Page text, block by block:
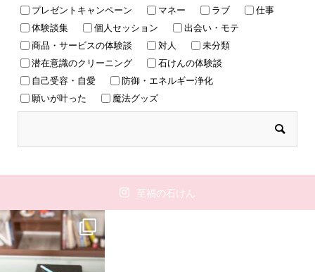
プレゼントキャンペーン
マネー ラブ
仕事
体験談集
個人セッション
出会い・モテ
商品・サービスの体験談
対人
未分類
潜在意識のクリーニング
石けんの体験談
自己受容・自愛
防御・エネルギー浄化
願いが叶った
魔法グッズ
至福の石けん